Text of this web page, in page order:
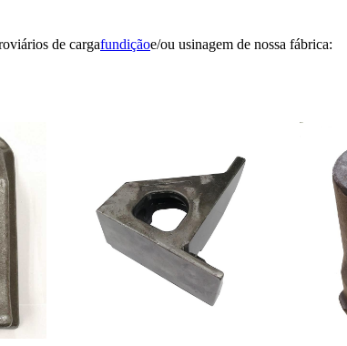
de cargafundiçãoe/ou usinagem de nossa fábrica: